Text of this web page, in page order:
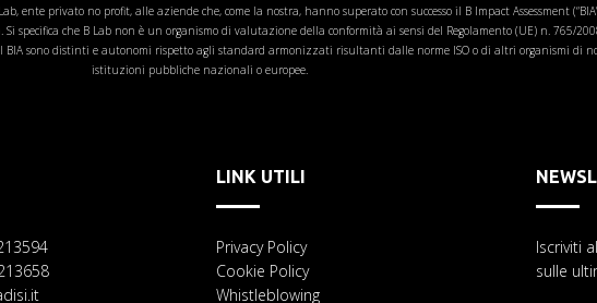
ente privato no profit, alle aziende che, come la nostra, hanno superato con successo il B Impact Assessment
specifica che B Lab non è un organismo di valutazione della conformità ai sensi del Regolamento (UE) n. 765/
BIA sono distinti e autonomi rispetto agli standard armonizzati risultanti dalle norme ISO o di altri organismi di
istituzioni pubbliche nazionali o europee.
LINK UTILI
Privacy Policy
Cookie Policy
Whistleblowing
Iscriviti
sulle